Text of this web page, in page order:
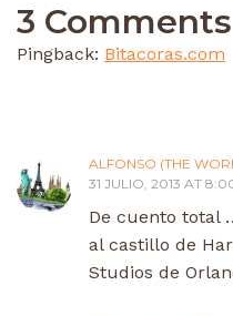
3 Comments
Pingback: Bitacoras.com
ALFONSO (THE
31 JULIO, 2013 AT
De cuento total
al castillo de
Studios de